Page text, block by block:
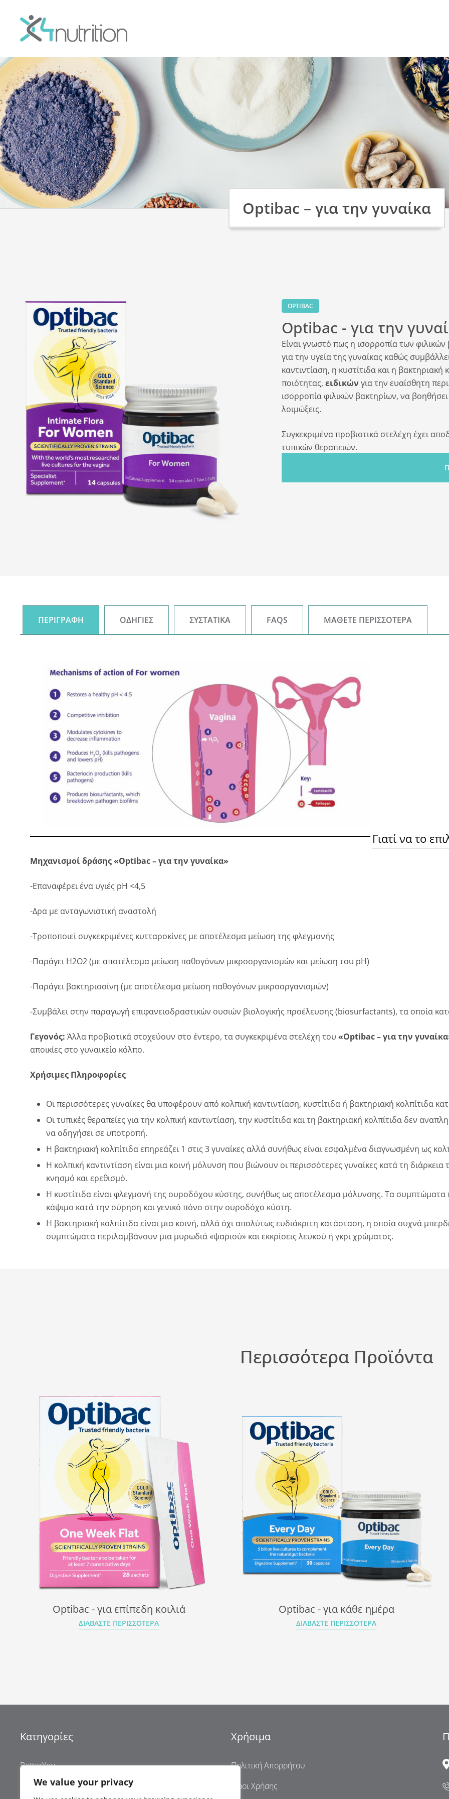
We value your privacy
Optibac – για την γυναίκα
OPTIBAC
Optibac - για την
Είναι γνωστό πως η ισορροπία των
για την υγεία της γυναίκας καθώς
καντιντίαση, η κυστίτιδα και η
ποιότητας,ειδικών για την ευαίσθητη
ισορροπία φιλικών βακτηρίων, να
λοιμώξεις.
Συγκεκριμένα προβιοτικά στελέχη έχει
τυπικών θεραπειών.
προβιοτικά στελέχη, τοLactobacillus
βελτιώνουν την αποτελεσματικότητα των
Τα συμπληρώματα διατροφής δεν
Εάν είστε έγκυος, θηλάζετε, βρίσκεστε υπό
τον γιατρό σας πριν από τη λήψη.
Προϊόν γνωστοποιημένο στον ΕΟΦ:
ΠΕΡΙΓΡΑΦΉ ΟΔΗΓΊΕΣ ΣΥΣΤΑΤΙΚΆ FAQS ΜΆΘΕΤΕ ΠΕΡΙΣΣΌΤΕΡΑ
Γιατί να το
Μηχανισμοί δράσης «Optibac– για την γυναίκα»
-Επαναφέρει ένα υγιές pH <4,5
-Δρα με ανταγωνιστική αναστολή
-Τροποποιεί συγκεκριμένες κυτταροκίνες με αποτέλεσμα μείωση της φλεγμονής
-Παράγει H2Ο2 (με αποτέλεσμα μείωση παθογόνων μικροοργανισμών και μείωση του pH)
-Παράγει βακτηριοσίνη (με αποτέλεσμα μείωση παθογόνων μικροοργανισμών)
-Συμβάλει στην παραγωγή επιφανειοδραστικών ουσιών βιολογικής προέλευσης (biosurfactants), τα οποία
Γεγονός: Άλλα προβιοτικά στοχεύουν στο έντερο, τα συγκεκριμένα στελέχη του «Optibac – για την
αποικίες στο γυναικείο κόλπο.
Χρήσιμες Πληροφορίες
Οι περισσότερες γυναίκες θα υποφέρουν από κολπική καντιντίαση, κυστίτιδα ή βακτηριακή κολπίτιδα
Οι τυπικές θεραπείες για την κολπική καντιντίαση, την κυστίτιδα και τη βακτηριακή κολπίτιδα δεν
να οδηγήσει σε υποτροπή.
Η βακτηριακή κολπίτιδα επηρεάζει 1 στις 3 γυναίκες αλλά συνήθως είναι εσφαλμένα διαγνωσμένη ως
Η κολπική καντιντίαση είναι μια κοινή μόλυνση που βιώνουν οι περισσότερες γυναίκες κατά τη
κνησμό και ερεθισμό.
Η κυστίτιδα είναι φλεγμονή της ουροδόχου κύστης, συνήθως ως αποτέλεσμα μόλυνσης. Τα
κάψιμο κατά την ούρηση και γενικό πόνο στην ουροδόχο κύστη.
Η βακτηριακή κολπίτιδα είναι μια κοινή, αλλά όχι απολύτως ευδιάκριτη κατάσταση, η οποία συχνά
συμπτώματα περιλαμβάνουν μια μυρωδιά «ψαριού» και εκκρίσεις λευκού ή γκρι χρώματος.
Περισσότερα Προϊόντα
Optibac - για επίπεδη κοιλιά
ΔΙΑΒΆΣΤΕ ΠΕΡΙΣΣΌΤΕΡΑ
Optibac - για κάθε ημέρα
ΔΙΑΒΆΣΤΕ ΠΕΡΙΣΣΌΤΕΡΑ
Κατηγορίες
BetterYou
Optibac
Χρήσιμα
Πολιτική Απορρήτου
Όροι Χρήσης